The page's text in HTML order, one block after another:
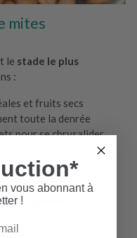
mites
le stade le plus
:
et fruits secs
toute la denrée
pour se chrysalider
légèrement
vous abonnant à
!